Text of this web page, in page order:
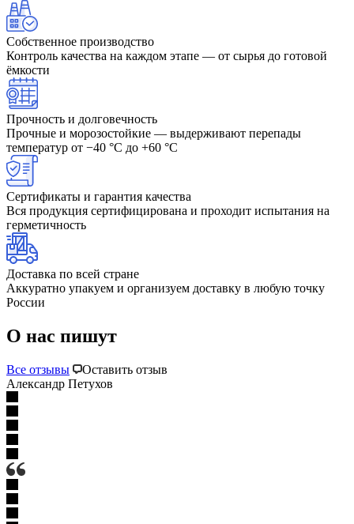
Собственное производство
Контроль качества на каждом этапе — от сырья до готовой
ёмкости
Прочность и долговечность
Прочные и морозостойкие — выдерживают перепады
температур от −40 °C до +60 °C
Сертификаты и гарантия качества
Вся продукция сертифицирована и проходит испытания на
герметичность
Доставка по всей стране
Аккуратно упакуем и организуем доставку в любую точку
России
О нас пишут
Все отзывы
Оставить отзыв
Александр Петухов